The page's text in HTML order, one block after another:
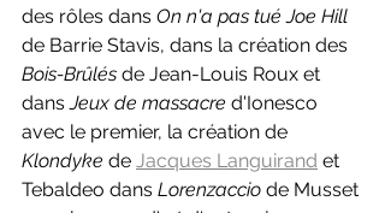
des rôles dans On n'a pas tué Joe Hill
de Barrie Stavis, dans la création des
Bois-Brûlés de Jean-Louis Roux et
dans Jeux de massacre d'Ionesco
avec le premier, la création de
Klondyke de Jacques Languirand et
Tebaldeo dans Lorenzaccio de Musset